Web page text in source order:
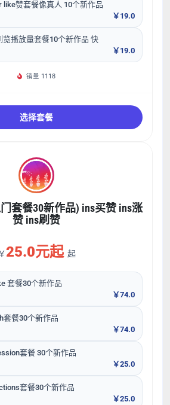
like赞套餐像真人 10个新作品
￥19.0
览播放量套餐10个新作品 快
￥19.0
销量 1118
选择套餐
餐30新作品) ins买赞 ins涨
赞 ins刷赞
￥25.0元起 起
套餐30个新作品
￥74.0
套餐30个新作品
￥74.0
套餐 30个新作品
￥25.0
套餐30个新作品
￥25.0